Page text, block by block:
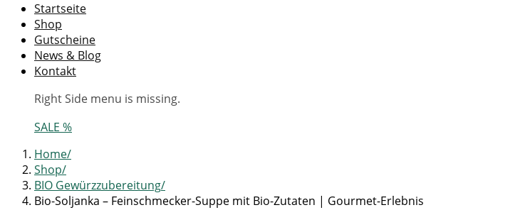
Startseite
Shop
Gutscheine
News & Blog
Kontakt
Right Side menu is missing.
SALE %
Home
Shop
BIO Gewürzzubereitung
Bio-Soljanka – Feinschmecker-Suppe mit Bio-Zutaten | Gourmet-Erlebnis